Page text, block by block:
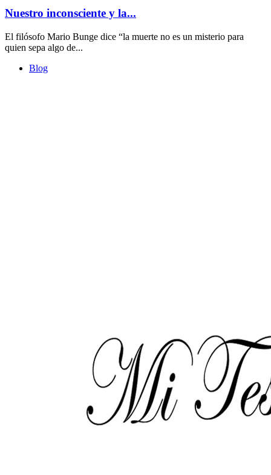
Nuestro inconsciente y la...
El filósofo Mario Bunge dice “la muerte no es un misterio para
quien sepa algo de...
Blog